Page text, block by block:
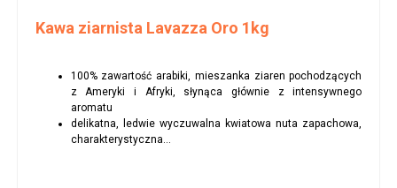
Kawa ziarnista Lavazza Oro 1kg
100% zawartość arabiki, mieszanka ziaren pochodzących
z Ameryki i Afryki, słynąca głównie z intensywnego
aromatu
delikatna, ledwie wyczuwalna kwiatowa nuta zapachowa,
charakterystyczna...